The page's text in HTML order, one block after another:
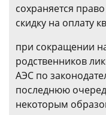
сохраняется
скидку на оплату
при сокращении
родственников
АЭС по
последнюю
некоторым